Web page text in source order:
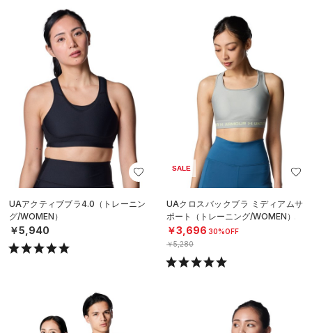
UAアクティブブラ4.0（トレーニン
グ/WOMEN）
￥5,940
SALE
UAクロスバックブラ ミディアムサ
ポート（トレーニング/WOMEN）
￥3,696 30%OFF
￥5,280